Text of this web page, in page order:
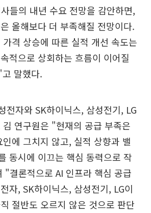
들의 내년 수요 전망을 감안하면,
올해보다 더 부족해질 전망이다.
격 상승에 따른 실적 개선 속도는
적으로 상회하는 흐름이 이어질
말했다.
전자와 SK하이닉스, 삼성전기, LG
연구원은 "현재의 공급 부족은
에 그치지 않고, 실적 상향과 밸
동시에 이끄는 핵심 동력으로 작
"결론적으로 AI 인프라 핵심 공급
자, SK하이닉스, 삼성전기, LG이
절반도 오르지 않은 것으로 판단